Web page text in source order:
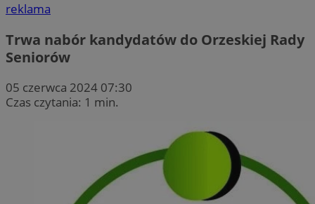
reklama
Trwa nabór kandydatów do Orzeskiej Rady
Seniorów
05 czerwca 2024 07:30
Czas czytania: 1 min.